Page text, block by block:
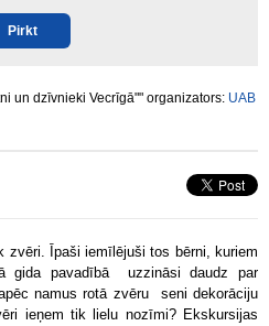
Pirkt
un dzīvnieki Vecrīgā"" organizators: UAB
zvēri. Īpaši iemīlējuši tos bērni, kuriem
pavadībā uzzināsi daudz par
namus rotā zvēru seni dekorāciju
ieņem tik lielu nozīmi? Ekskursijas